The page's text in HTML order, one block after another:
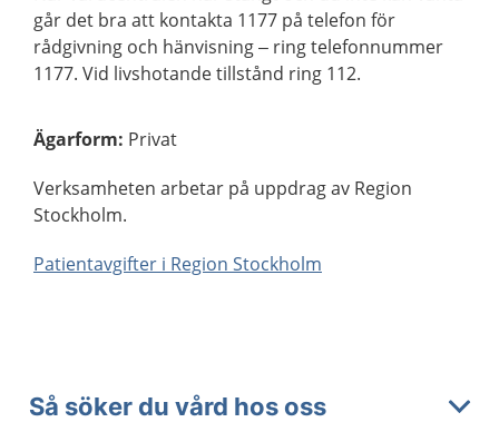
går det bra att kontakta 1177 på telefon för
rådgivning och hänvisning – ring telefonnummer
1177. Vid livshotande tillstånd ring 112.
Ägarform: Privat
Verksamheten arbetar på uppdrag av Region
Stockholm.
Patientavgifter i Region Stockholm
Så söker du vård hos oss